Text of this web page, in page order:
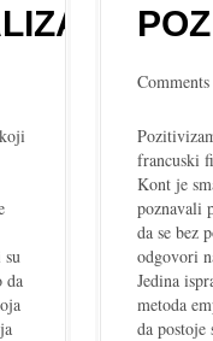
su
da
francuski
Kont je
poznavali
da se bez
odgovori
Jedina
metoda
da